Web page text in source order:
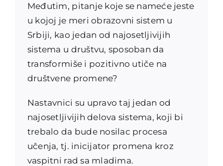
Međutim, pitanje koje se nameće jeste
u kojoj je meri obrazovni sistem u
Srbiji, kao jedan od najosetljivijih
sistema u društvu, sposoban da
transformiše i pozitivno utiče na
društvene promene?
Nastavnici su upravo taj jedan od
najosetljivijih delova sistema, koji bi
trebalo da bude nosilac procesa
učenja, tj. inicijator promena kroz
vaspitni rad sa mladima.